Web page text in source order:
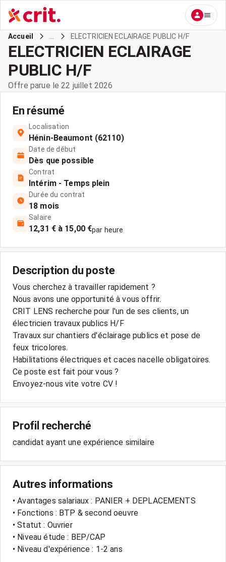
Accueil ELECTRICIEN ECLAIRAGE PUBLIC H/F
ELECTRICIEN ECLAIRAGE
PUBLIC H/F
Offre parue le 22 juillet 2026
En résumé
Localisation
Hénin-Beaumont (62110)
Date de début
Dès que possible
Contrat
Intérim - Temps plein
Durée du contrat
18 mois
Salaire
12,31 € à 15,00 €par heure
Description du poste
Vous cherchez à travailler rapidement ?
Nous avons une opportunité à vous offrir.
CRIT LENS recherche pour l'un de ses clients, un
électricien travaux publics H/F
Travaux sur chantiers d'éclairage publics et pose de
feux tricolores.
Habilitations électriques et caces nacelle obligatoires.
Ce poste est fait pour vous ?
Envoyez-nous vite votre CV !
Profil recherché
candidat ayant une expérience similaire
Autres informations
• Avantages salariaux : PANIER + DEPLACEMENTS
• Fonctions : BTP & second oeuvre
• Statut : Ouvrier
• Niveau étude : BEP/CAP
• Niveau d'expérience : 1-2 ans